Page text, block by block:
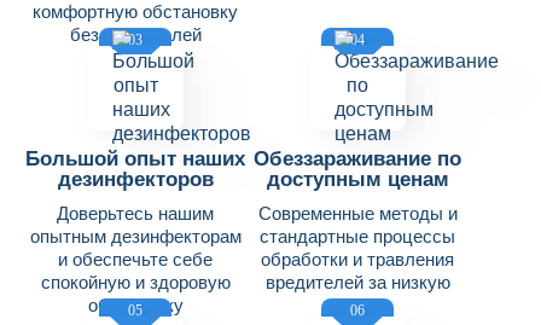
комфортную обстановку
без вредителей
03
Большой опыт наших
дезинфекторов
Доверьтесь нашим
опытным дезинфекторам
и обеспечьте себе
спокойную и здоровую
обстановку
04
Обеззараживание по
доступным ценам
Современные методы и
стандартные процессы
обработки и травления
вредителей за низкую
цену
05 06